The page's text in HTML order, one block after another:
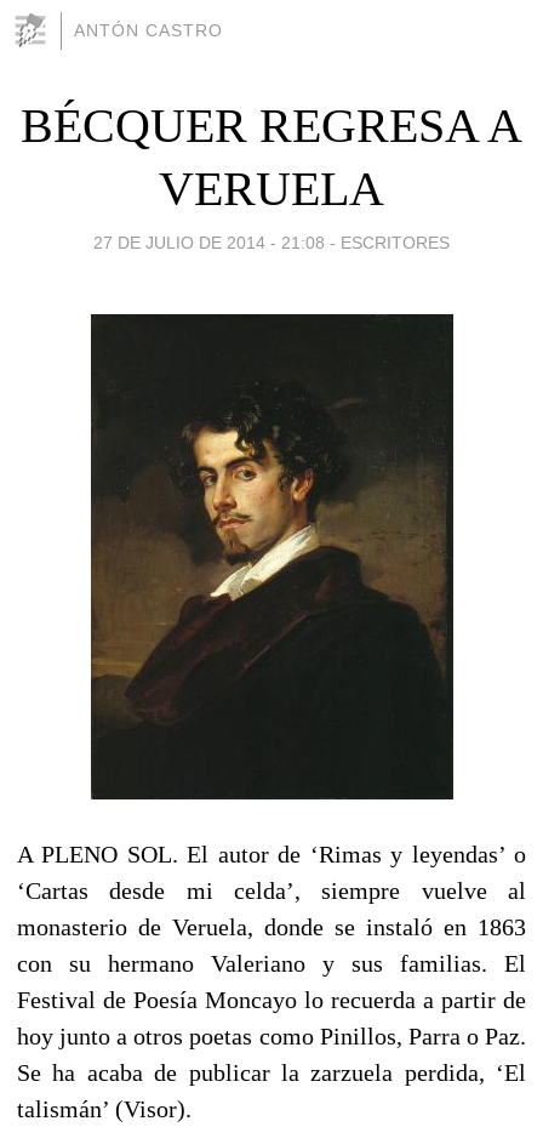
ANTÓN CASTRO
BÉCQUER REGRESA A
VERUELA
27 DE JULIO DE 2014 - 21:08 - ESCRITORES
A PLENO SOL. El autor de ‘Rimas y leyendas’ o
‘Cartas desde mi celda’, siempre vuelve al
monasterio de Veruela, donde se instaló en 1863
con su hermano Valeriano y sus familias. El
Festival de Poesía Moncayo lo recuerda a partir de
hoy junto a otros poetas como Pinillos, Parra o Paz.
Se ha acaba de publicar la zarzuela perdida, ‘El
talismán’ (Visor).